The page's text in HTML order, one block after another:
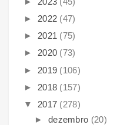
► 2022 (47)
► 2021 (75)
► 2020 (73)
► 2019 (106)
► 2018 (157)
▼ 2017 (278)
► dezembro (20)